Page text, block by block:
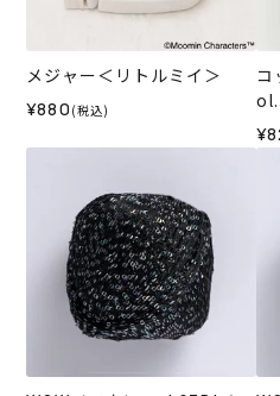
メジャー＜リトルミイ＞
¥880 (税込)
コ